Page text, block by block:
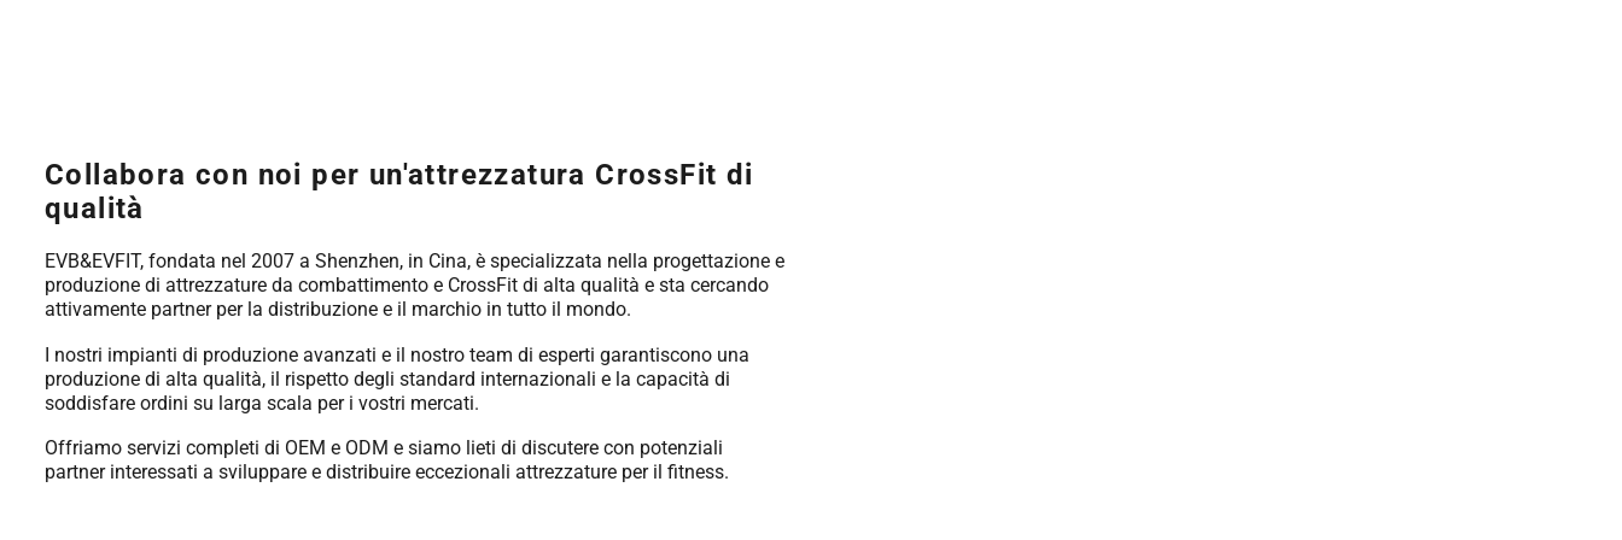
Collabora con noi per un'attrezzatura CrossFit di
qualità
EVB&EVFIT, fondata nel 2007 a Shenzhen, in Cina, è specializzata nella progettazione e
produzione di attrezzature da combattimento e CrossFit di alta qualità e sta cercando
attivamente partner per la distribuzione e il marchio in tutto il mondo.
I nostri impianti di produzione avanzati e il nostro team di esperti garantiscono una
produzione di alta qualità, il rispetto degli standard internazionali e la capacità di
soddisfare ordini su larga scala per i vostri mercati.
Offriamo servizi completi di OEM e ODM e siamo lieti di discutere con potenziali
partner interessati a sviluppare e distribuire eccezionali attrezzature per il fitness.